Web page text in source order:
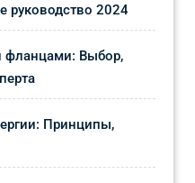
руководство 2024
фланцами: Выбор,
Принципы,